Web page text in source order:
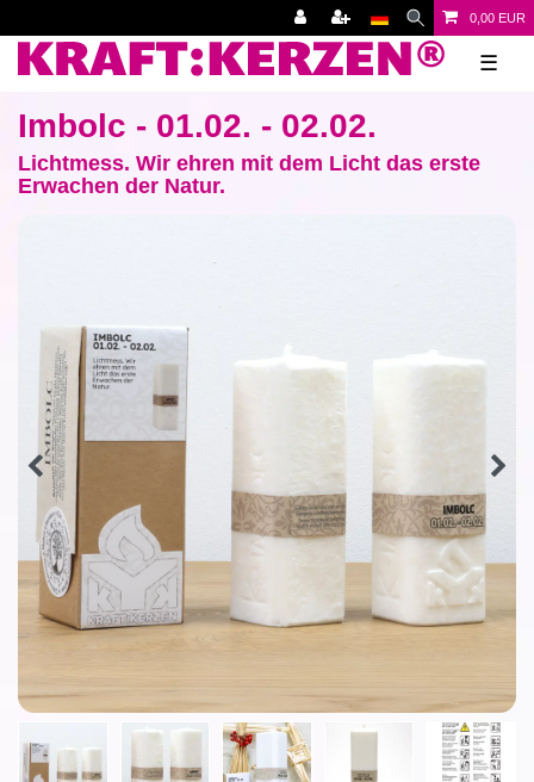
0,00 EUR
☰
Imbolc - 01.02. - 02.02.
Lichtmess. Wir ehren mit dem Licht das erste
Erwachen der Natur.